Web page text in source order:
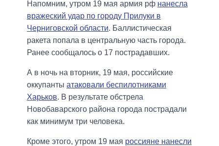
Напомним, утром 19 мая армия рф нанесла
вражеский удар по городу Прилуки в
Черниговской области. Баллистическая
ракета попала в центральную часть города.
Ранее сообщалось о 17 пострадавших.
А в ночь на вторник, 19 мая, российские
оккупанты атаковали беспилотниками
Харьков. В результате обстрела
Новобаварского района города пострадали
как минимум три человека.
Кроме этого, утром 19 мая россияне нанесли